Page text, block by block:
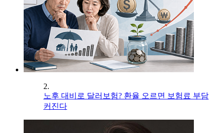
2.
노후 대비로 달러보험? 환율 오르면 보험료 부담
커진다